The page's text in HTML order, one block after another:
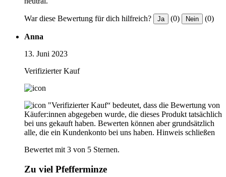
War diese Bewertung für dich hilfreich? Ja (0) Nein (0)
Anna
13. Juni 2023
Verifizierter Kauf
"Verifizierter Kauf“ bedeutet, dass die Bewertung von
Käufer:innen abgegeben wurde, die dieses Produkt tatsächlich
bei uns gekauft haben. Bewerten können aber grundsätzlich
alle, die ein Kundenkonto bei uns haben. Hinweis schließen
Bewertet mit 3 von 5 Sternen.
Zu viel Pfefferminze